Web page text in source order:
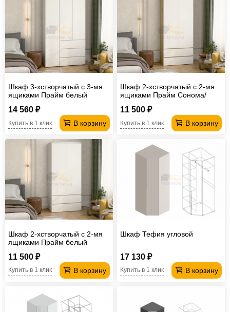
Шкаф 3-хстворчатый с 3-мя
ящиками Прайм белый
14 560 ₽
В корзину
Купить в 1 клик
Шкаф 2-хстворчатый с 2-мя
ящиками Прайм Сонома/
11 500 ₽
В корзину
Купить в 1 клик
Шкаф 2-хстворчатый с 2-мя
ящиками Прайм белый
11 500 ₽
В корзину
Купить в 1 клик
Шкаф Тефия угловой
17 130 ₽
В корзину
Купить в 1 клик